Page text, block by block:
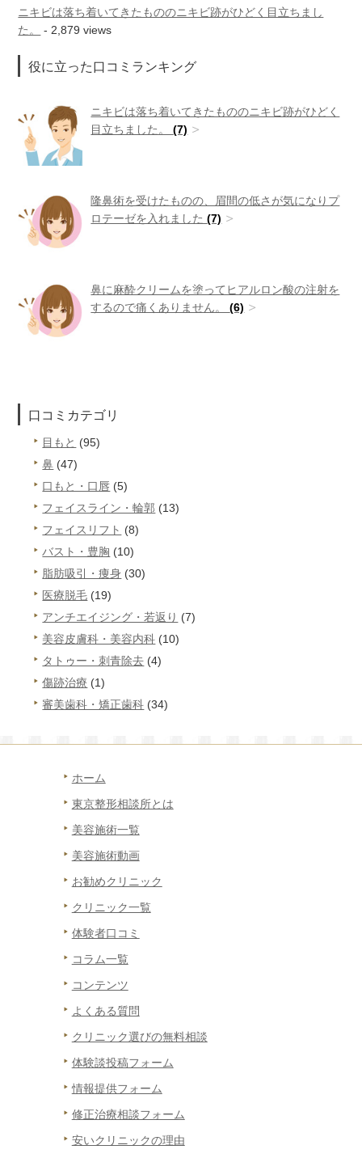
ニキビは落ち着いてきたもののニキビ跡がひどく目立ちまし
た。
- 2,879 views
役に立った口コミランキング
ニキビは落ち着いてきたもののニキビ跡がひどく
目立ちました。(7)
隆鼻術を受けたものの、眉間の低さが気になりプ
ロテーゼを入れました(7)
鼻に麻酔クリームを塗ってヒアルロン酸の注射を
するので痛くありません。(6)
口コミカテゴリ
目もと (95)
鼻 (47)
口もと・口唇 (5)
フェイスライン・輪郭 (13)
フェイスリフト (8)
バスト・豊胸 (10)
脂肪吸引・痩身 (30)
医療脱毛 (19)
アンチエイジング・若返り (7)
美容皮膚科・美容内科 (10)
タトゥー・刺青除去 (4)
傷跡治療 (1)
審美歯科・矯正歯科 (34)
ホーム
東京整形相談所とは
美容施術一覧
美容施術動画
お勧めクリニック
クリニック一覧
体験者口コミ
コラム一覧
コンテンツ
よくある質問
クリニック選びの無料相談
体験談投稿フォーム
情報提供フォーム
修正治療相談フォーム
安いクリニックの理由